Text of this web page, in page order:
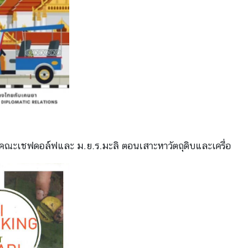
เชฟดอล์ฟและ ม.ย.ร.มะลิ ตอนเสาะหาวัตถุดิบและเครื่อ